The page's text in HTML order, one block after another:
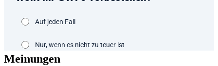
Meinungen